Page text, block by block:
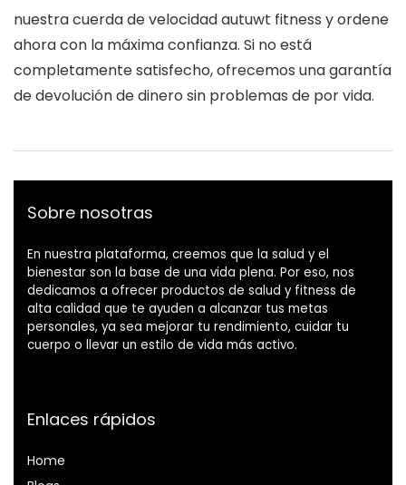
nuestra cuerda de velocidad autuwt fitness y ordene
ahora con la máxima confianza. Si no está
completamente satisfecho, ofrecemos una garantía
de devolución de dinero sin problemas de por vida.
Sobre nosotras
En nuestra plataforma, creemos que la salud y el
bienestar son la base de una vida plena. Por eso, nos
dedicamos a ofrecer productos de salud y fitness de
alta calidad que te ayuden a alcanzar tus metas
personales, ya sea mejorar tu rendimiento, cuidar tu
cuerpo o llevar un estilo de vida más activo.
Enlaces rápidos
Home